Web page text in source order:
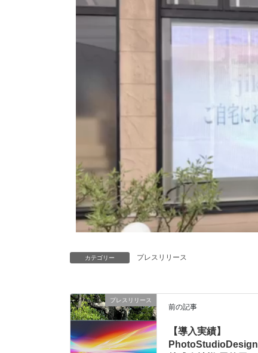
カテゴリー プレスリリース
プレスリリース
前の記事
【導入実績】
PhotoStudioDesign